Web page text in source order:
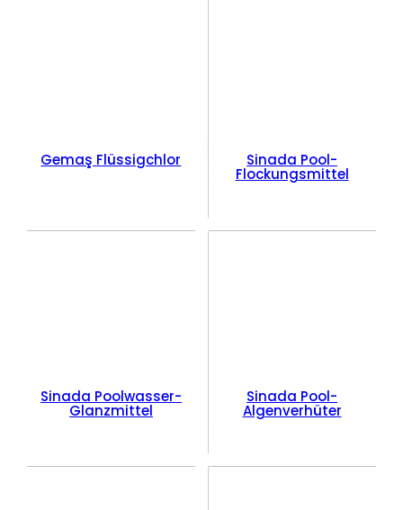
Gemaş Flüssigchlor Sinada Pool-
Flockungsmittel
Sinada Poolwasser-
Glanzmittel
Sinada Pool-
Algenverhüter